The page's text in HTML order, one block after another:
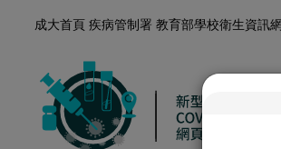
成大首頁 疾病管制署 教育部學校衛生資訊網